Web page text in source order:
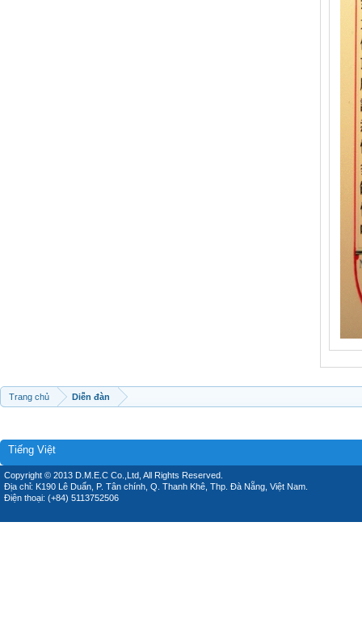
Trang chủ Diễn đàn
Tiếng Việt
Copyright © 2013 D.M.E.C Co.,Ltd, All Rights Reserved.
Địa chỉ: K190 Lê Duẩn, P. Tân chính, Q. Thanh Khê, Thp. Đà Nẵng, Việt Nam.
Điện thoại: (+84) 5113752506